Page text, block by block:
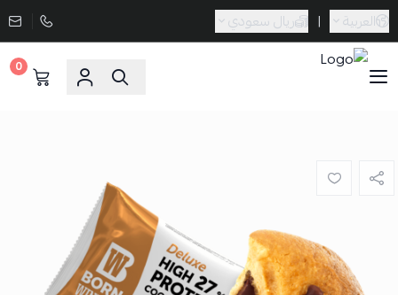
العربية | ريال سعودي
0